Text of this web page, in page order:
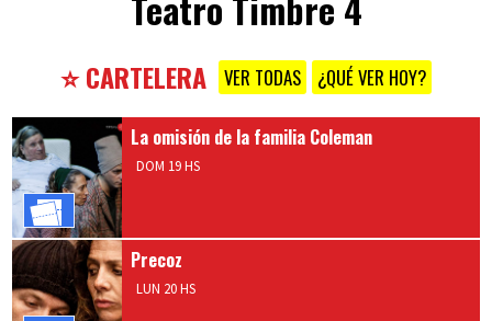
⭐ CARTELERA VER TODAS ¿QUÉ VER HOY?
La omisión de la familia Coleman
DOM 19 HS
Comprar
Entradas
Precoz
LUN 20 HS